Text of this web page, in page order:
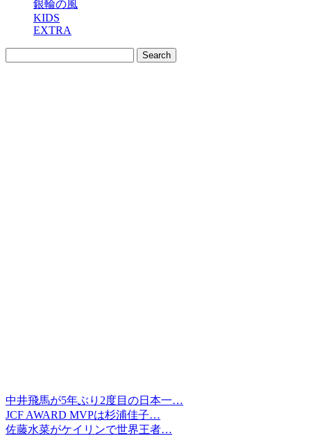
銀輪の風
KIDS
EXTRA
中井飛馬が5年ぶり2度目の日本一…
JCF AWARD MVPは杉浦佳子…
佐藤水菜がケイリンで世界王者…